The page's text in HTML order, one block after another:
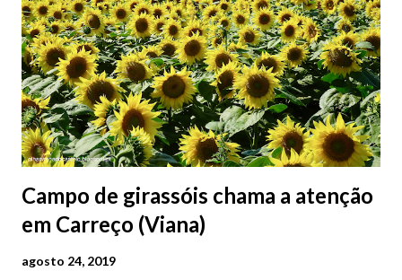
Campo de girassóis chama a atenção
em Carreço (Viana)
agosto 24, 2019